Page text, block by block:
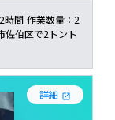
2時間 作業数量： 2
佐伯区で2トント
詳細